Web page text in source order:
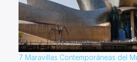
7 Maravillas Contemporáneas del